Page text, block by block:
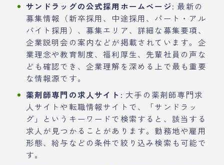
サンドラッグの公式採用ホームページ: 最新の
募集情報（新卒採用、中途採用、パート・アル
バイト採用）、募集エリア、詳細な募集要項、
企業説明会の案内などが掲載されています。企
業理念や教育制度、福利厚生、先輩社員の声な
ども確認でき、企業理解を深める上で最も重要
な情報源です。
薬剤師専門の求人サイト: 大手の薬剤師専門求
人サイトや転職情報サイトで、「サンドラッ
グ」というキーワードで検索すると、該当する
求人が見つかることがあります。勤務地や雇用
形態、給与などの条件で絞り込み検索も可能で
す。